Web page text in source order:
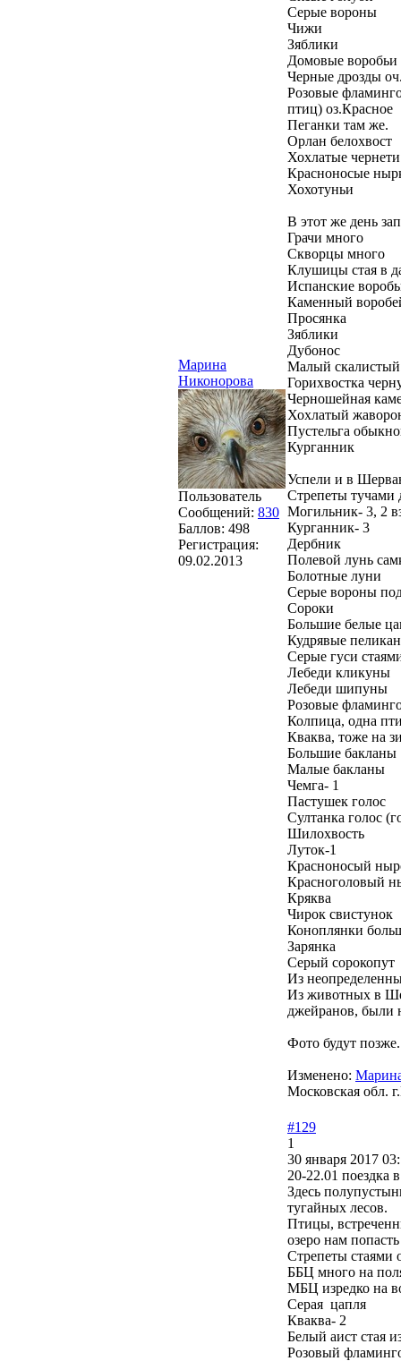
Марина
Никонорова
Пользователь
Сообщений: 830
Баллов: 498
Регистрация:
09.02.2013
Серые вороны
Чижи
Зяблики
Домовые воробьи
Черные дрозды
Розовые
птиц) оз.Красное
Пеганки там же.
Орлан белохвост
Хохлатые
Красноносые
Хохотуньи
В этот же день
Грачи много
Скворцы много
Клушицы стая в
Испанские
Каменный
Просянка
Зяблики
Дубонос
Малый скалистый
Горихвостка
Черношейная
Хохлатый
Пустельга
Курганник
Успели и в
Стрепеты тучами
Могильник- 3, 2
Курганник- 3
Дербник
Полевой лунь
Болотные луни
Серые вороны
Сороки
Большие белые
Кудрявые
Серые гуси
Лебеди кликуны
Лебеди шипуны
Розовые
Колпица, одна
Кваква, тоже на
Большие бакланы
Малые бакланы
Чемга- 1
Пастушек голос
Султанка голос
Шилохвость
Луток-1
Красноносый
Красноголовый
Кряква
Чирок свистунок
Коноплянки
Зарянка
Серый сорокопут
Из
Из животных в
джейранов, были
Фото будут позже.
Изменено:
Московская обл.
#129
1
30 января 2017
20-22.01 поездка
Здесь
тугайных лесов.
Птицы,
озеро нам
Стрепеты стаями
ББЦ много на
МБЦ изредко на
Серая цапля
Кваква- 2
Белый аист стая
Розовый